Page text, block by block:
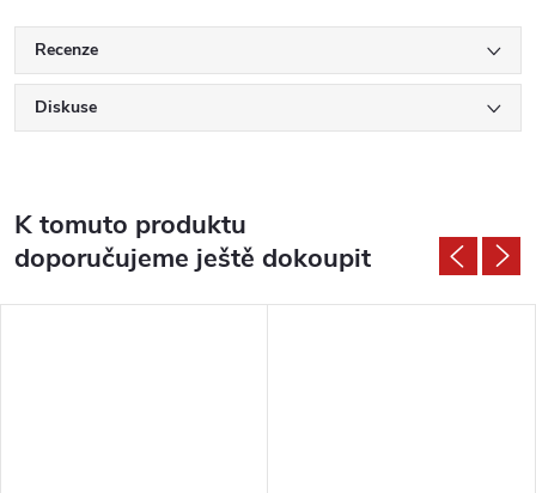
Recenze
Diskuse
K tomuto produktu
doporučujeme ještě dokoupit